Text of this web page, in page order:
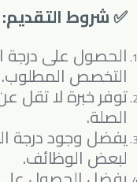
✅ شروط التقديم:
الحصول على درجة
التخصص المطلوب.
توفر خبرة لا تقل
الصلة.
يفضل وجود درجة
لبعض الوظائف.